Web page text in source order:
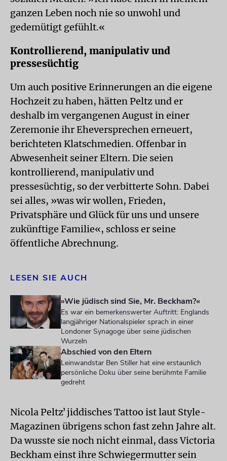
ganzen Leben noch nie so unwohl und
gedemütigt gefühlt.«
Kontrollierend, manipulativ und
pressesüchtig
Um auch positive Erinnerungen an die eigene
Hochzeit zu haben, hätten Peltz und er
deshalb im vergangenen August in einer
Zeremonie ihr Eheversprechen erneuert,
berichteten Klatschmedien. Offenbar in
Abwesenheit seiner Eltern. Die seien
kontrollierend, manipulativ und
pressesüchtig, so der verbitterte Sohn. Dabei
sei alles, »was wir wollen, Frieden,
Privatsphäre und Glück für uns und unsere
zukünftige Familie«, schloss er seine
öffentliche Abrechnung.
LESEN SIE AUCH
»Wie jüdisch sind Sie, Mr. Beckham?«
Es war ein bemerkenswerter Auftritt: Englands
langjähriger Nationalspieler sprach in einer
Londoner Synagoge über seine jüdischen
Wurzeln
Abschied von den Eltern
Leinwandstar Ben Stiller hat eine erstaunlich
persönliche Doku über seine berühmte Familie
gedreht
Nicola Peltzʼ jiddisches Tattoo ist laut Style-
Magazinen übrigens schon fast zehn Jahre alt.
Da wusste sie noch nicht einmal, dass Victoria
Beckham einst ihre Schwiegermutter sein